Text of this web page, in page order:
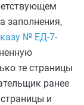
заполнения,
№ ЕД-7-
те страницы
ранее
и